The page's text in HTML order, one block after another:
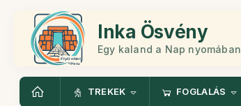
Inka Ösvény
Egy kaland a Nap nyomában
TREKEK FOGLALÁS